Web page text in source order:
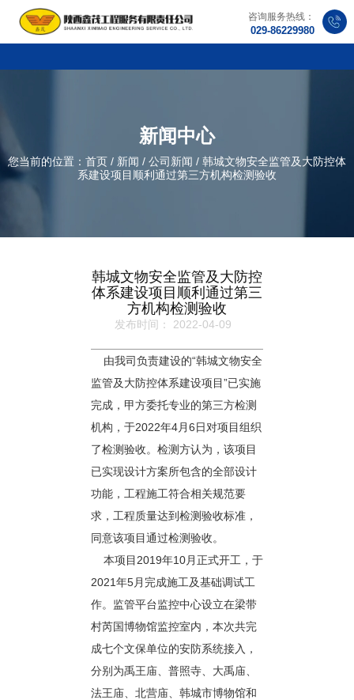
咨询服务热线：
029-86229980
新闻中心
您当前的位置：首页 / 新闻 / 公司新闻 / 韩城文物安全监管及大防控体
系建设项目顺利通过第三方机构检测验收
韩城文物安全监管及大防控
体系建设项目顺利通过第三
方机构检测验收
发布时间： 2022-04-09
由我司负责建设的“韩城文物安全
监管及大防控体系建设项目”已实施
完成，甲方委托专业的第三方检测
机构，于2022年4月6日对项目组织
了检测验收。检测方认为，该项目
已实现设计方案所包含的全部设计
功能，工程施工符合相关规范要
求，工程质量达到检测验收标准，
同意该项目通过检测验收。
本项目2019年10月正式开工，于
2021年5月完成施工及基础调试工
作。监管平台监控中心设立在梁带
村芮国博物馆监控室内，本次共完
成七个文保单位的安防系统接入，
分别为禹王庙、普照寺、大禹庙、
法王庙、北营庙、韩城市博物馆和